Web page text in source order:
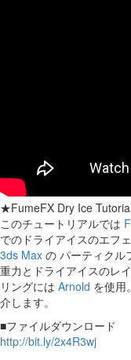
★FumeFX Dry Ice Tutorial
このチュートリアルでは
でのドライアイスのエフ
3ds Max の パーティクル
重力とドライアイスのレ
リングには Arnold を使用
介します。
■ファイルダウンロード
http://bit.ly/2x4R3wj